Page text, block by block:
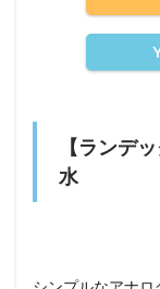
【ランデ
水